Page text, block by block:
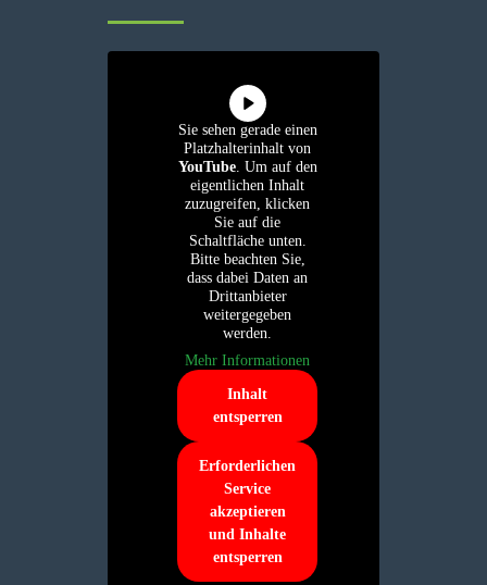
Sie sehen gerade einen
Platzhalterinhalt von
YouTube. Um auf den
eigentlichen Inhalt
zuzugreifen, klicken
Sie auf die
Schaltfläche unten.
Bitte beachten Sie,
dass dabei Daten an
Drittanbieter
weitergegeben
werden.
Mehr Informationen
Inhalt
entsperren
Erforderlichen
Service
akzeptieren
und Inhalte
entsperren